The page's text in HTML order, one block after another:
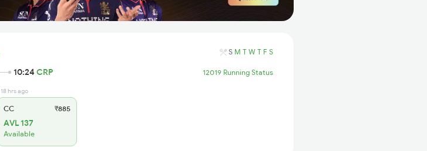
S M T W T F S
10:24 CRP 12019 Running Status
18 hrs ago
CC ₹885
AVL 137
Available